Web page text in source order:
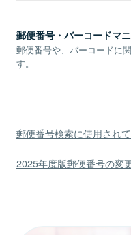
郵便番号・バーコードマ
郵便番号や、バーコードに
す。
郵便番号検索に使用され
2025年度版郵便番号の変